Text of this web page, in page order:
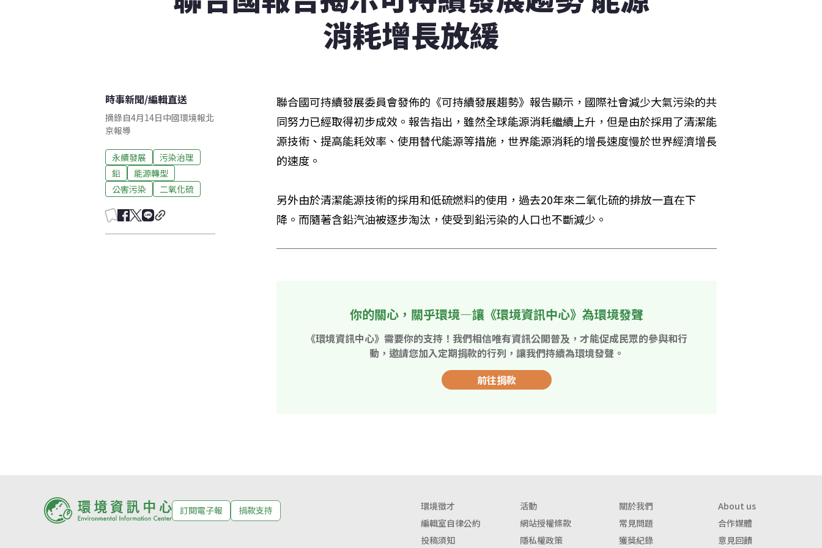
消耗增長放緩
時事新聞/編輯直送
摘錄自4月14日中國環境報北
京報導
永續發展
污染治理
鉛
能源轉型
公害污染
二氧化硫
聯合國可持續發展委員會發佈的《可持續發展趨勢》報告顯示，國際社會減少大氣污染的共
同努力已經取得初步成效。報告指出，雖然全球能源消耗繼續上升，但是由於採用了清潔能
源技術、提高能耗效率、使用替代能源等措施，世界能源消耗的增長速度慢於世界經濟增長
的速度。
另外由於清潔能源技術的採用和低硫燃料的使用，過去20年來二氧化硫的排放一直在下
降。而隨著含鉛汽油被逐步淘汰，使受到鉛污染的人口也不斷減少。
你的關心，關乎環境—讓《環境資訊中心》為環境發聲
《環境資訊中心》需要你的支持！我們相信唯有資訊公開普及，才能促成民眾的參與和行
動，邀請您加入定期捐款的行列，讓我們持續為環境發聲。
前往捐款
訂閱電子報 捐款支持 環境徵才 活動 關於我們
About us
編輯室自律公約
網站授權條款 常見問題
合作媒體
投稿須知
隱私權政策 獲獎紀錄 意見回饋